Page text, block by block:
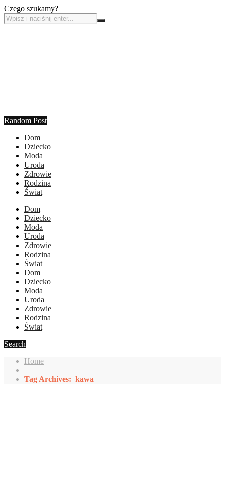
Czego szukamy?
Random Post
Dom
Dziecko
Moda
Uroda
Zdrowie
Rodzina
Świat
Dom
Dziecko
Moda
Uroda
Zdrowie
Rodzina
Świat
Dom
Dziecko
Moda
Uroda
Zdrowie
Rodzina
Świat
Search
Home
Tag Archives: kawa